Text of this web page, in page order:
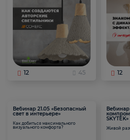
12 45 12
Вебинар 21.05 «Безопасный
свет в интерьере»
Как добиться максимального
визуального комфорта?
Вебинар
SKYTEK»
Живой